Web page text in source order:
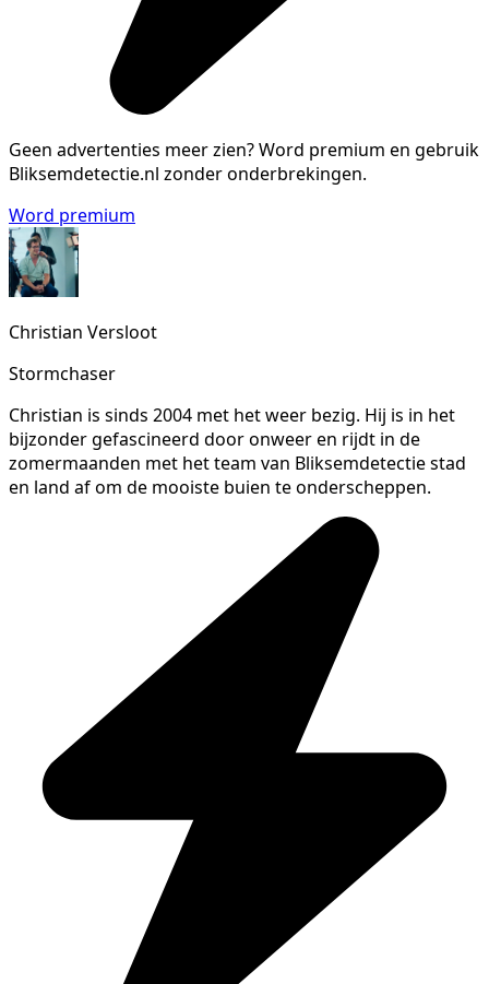
Geen advertenties meer zien?Word premium en gebruik
Bliksemdetectie.nl zonder onderbrekingen.
Word premium
Christian Versloot
Stormchaser
Christian is sinds 2004 met het weer bezig. Hij is in het
bijzonder gefascineerd door onweer en rijdt in de
zomermaanden met het team van Bliksemdetectie stad
en land af om de mooiste buien te onderscheppen.